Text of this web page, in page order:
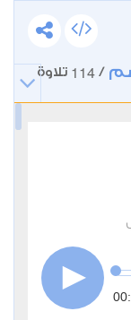
/
114 تلاوة